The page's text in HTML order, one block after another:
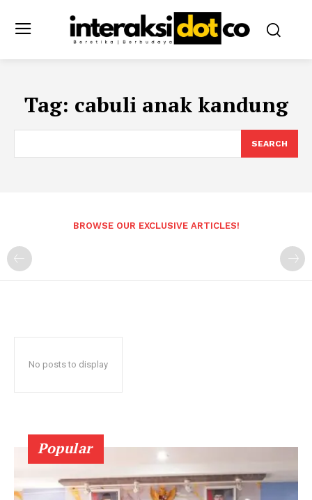
Tag: cabuli anak kandung
SEARCH
BROWSE OUR EXCLUSIVE ARTICLES!
No posts to display
Popular